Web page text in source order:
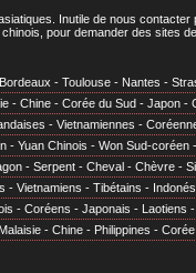
. Inutile de nous
pour demander des sites
Bordeaux - Toulouse - Nantes -
- Chine - Corée du Sud - Japon -
- Vietnamiennes -
- Yuan Chinois - Won Sud-coréen
- Serpent - Cheval - Chèvre -
- Vietnamiens - Tibétains -
- Coréens - Japonais - Laotiens
Malaisie - Chine - Philippines - Corée